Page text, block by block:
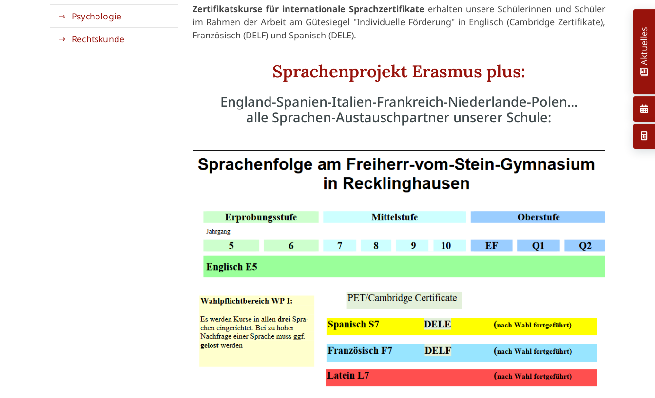
Zertifikatskurse für internationale Sprachzertifikate erhalten unsere Schülerinnen und Schüler
im Rahmen der Arbeit am Gütesiegel "Individuelle Förderung" in Englisch (Cambridge Zertifikate),
Französisch (DELF) und Spanisch (DELE).
Sprachenprojekt Erasmus plus:
England-Spanien-Italien-Frankreich-Niederlande-Polen...
alle Sprachen-Austauschpartner unserer Schule:
Psychologie
Rechtskunde
Aktuelles